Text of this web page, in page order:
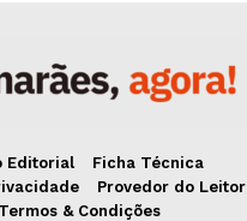
Editorial
Ficha Técnica
Provedor do Leitor
Termos & Condições